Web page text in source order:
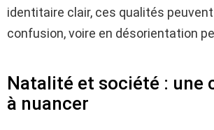
identitaire clair, ces qualités
confusion, voire en désorientation
Natalité et société : une
à nuancer